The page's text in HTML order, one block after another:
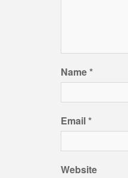
Name*
Email*
Website